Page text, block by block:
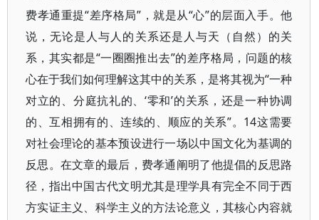
费孝通重提“差序格局”，就是从“心”的层面入手。他
说，无论是人与人的关系还是人与天（自然）的关
系，其实都是“一圈圈推出去”的差序格局，问题的核
心在于我们如何理解这其中的关系，是将其视为“一种
对立的、分庭抗礼的、‘零和’的关系，还是一种协调
的、互相拥有的、连续的、顺应的关系”。14这需要
对社会理论的基本预设进行一场以中国文化为基调的
反思。在文章的最后，费孝通阐明了他提倡的反思路
径，指出中国古代文明尤其是理学具有完全不同于西
方实证主义、科学主义的方法论意义，其核心内容就